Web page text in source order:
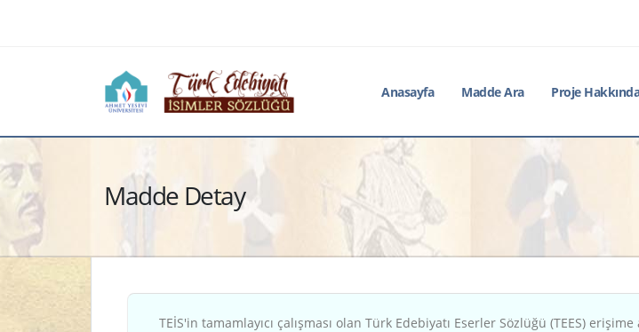
Anasayfa Madde Ara Proje
Madde Detay
TEİS'in tamamlayıcı çalışması olan Türk Edebiyatı Eserler Sözlüğü (TEES) erişime